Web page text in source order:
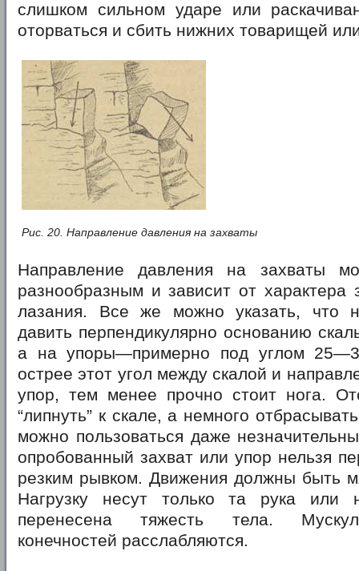
слишком сильном ударе или
оторваться и сбить нижних товарищей
Рис. 20. Направление давления на захваты
Направление давления на захваты
разнообразным и зависит от характера
лазания. Все же можно указать, что
давить перпендикулярно основанию
а на упоры—примерно под углом
острее этот угол между скалой и
упор, тем менее прочно стоит нога.
“липнуть” к скале, а немного
можно пользоваться даже
опробованный захват или упор нельзя
резким рывком. Движения должны быть
Нагрузку несут только та рука или
перенесена тяжесть тела.
конечностей расслабляются.